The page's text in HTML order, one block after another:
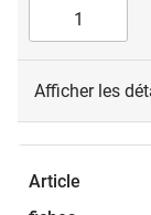
Afficher les